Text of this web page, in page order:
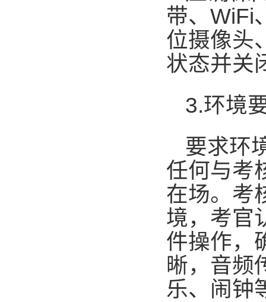
带、 WiFi
位摄像头
状态并关
3.环境
要求环
任何与考
在场。考
境，考官
件操作，
晰，音频
乐、闹钟